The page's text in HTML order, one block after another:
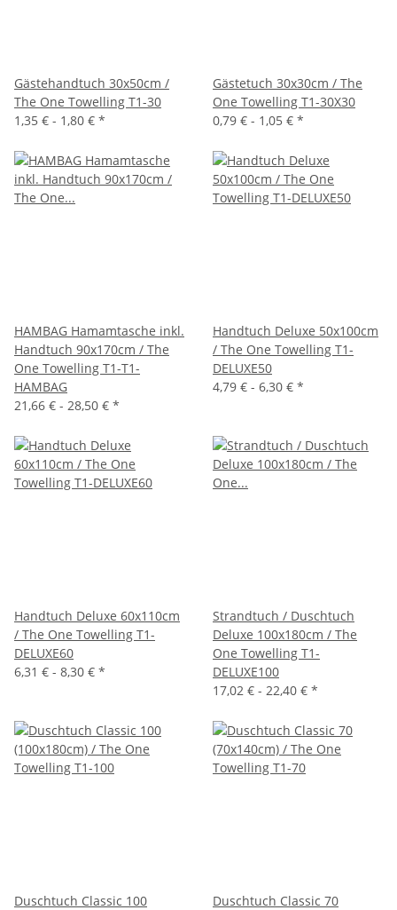
Gästehandtuch 30x50cm /
The One Towelling T1-30
1,35 € - 1,80 € *
Gästetuch 30x30cm / The
One Towelling T1-30X30
0,79 € - 1,05 € *
HAMBAG Hamamtasche inkl.
Handtuch 90x170cm / The
One Towelling T1-T1-
HAMBAG
21,66 € - 28,50 € *
Handtuch Deluxe 50x100cm
/ The One Towelling T1-
DELUXE50
4,79 € - 6,30 € *
Handtuch Deluxe 60x110cm
/ The One Towelling T1-
DELUXE60
6,31 € - 8,30 € *
Strandtuch / Duschtuch
Deluxe 100x180cm / The
One Towelling T1-
DELUXE100
17,02 € - 22,40 € *
Duschtuch Classic 100
Duschtuch Classic 70